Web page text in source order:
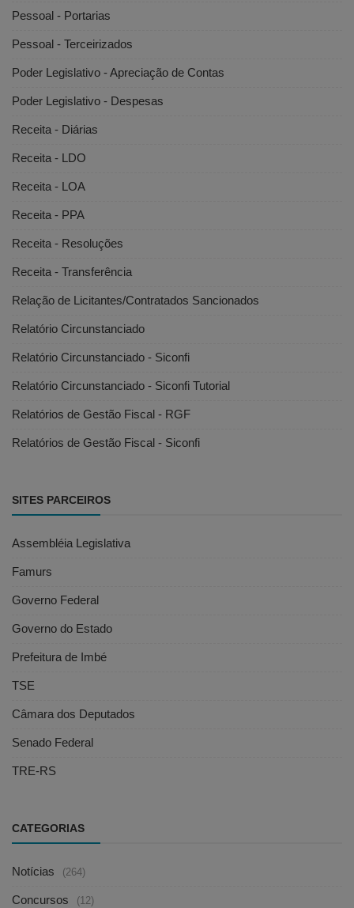
Pessoal - Portarias
Pessoal - Terceirizados
Poder Legislativo - Apreciação de Contas
Poder Legislativo - Despesas
Receita - Diárias
Receita - LDO
Receita - LOA
Receita - PPA
Receita - Resoluções
Receita - Transferência
Relação de Licitantes/Contratados Sancionados
Relatório Circunstanciado
Relatório Circunstanciado - Siconfi
Relatório Circunstanciado - Siconfi Tutorial
Relatórios de Gestão Fiscal - RGF
Relatórios de Gestão Fiscal - Siconfi
SITES PARCEIROS
Assembléia Legislativa
Famurs
Governo Federal
Governo do Estado
Prefeitura de Imbé
TSE
Câmara dos Deputados
Senado Federal
TRE-RS
CATEGORIAS
Notícias (264)
Concursos (12)